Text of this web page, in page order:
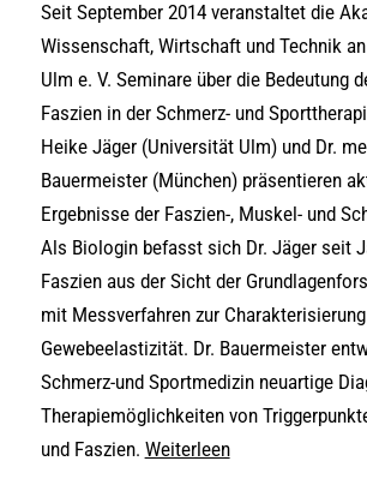
Seit September 2014 veranstaltet die
Wissenschaft, Wirtschaft und Technik
Ulm e. V. Seminare über die Bedeutung
Faszien in der Schmerz- und
Heike Jäger (Universität Ulm) und Dr.
Bauermeister (München) präsentieren
Ergebnisse der Faszien-, Muskel- und
Als Biologin befasst sich Dr. Jäger seit
Faszien aus der Sicht der
mit Messverfahren zur
Gewebeelastizität. Dr. Bauermeister
Schmerz-und Sportmedizin neuartige
Therapiemöglichkeiten von
und Faszien. Weiterleen